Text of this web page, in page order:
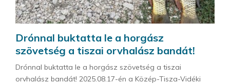
Drónnal buktatta le a horgász
szövetség a tiszai orvhalász bandát!
Drónnal buktatta le a horgász szövetség a tiszai
orvhalász bandát! 2025.08.17-én a Közép-Tisza-Vidéki